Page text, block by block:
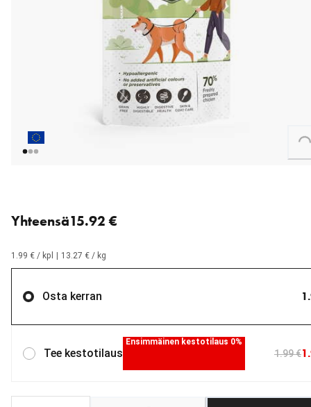
Loading...
Yhteensä15.92 €
1.99 € / kpl 13.27 € / kg
Osta kerran
Tee kestotilaus
Ensimmäinen kestotilaus 0%
1.99 €